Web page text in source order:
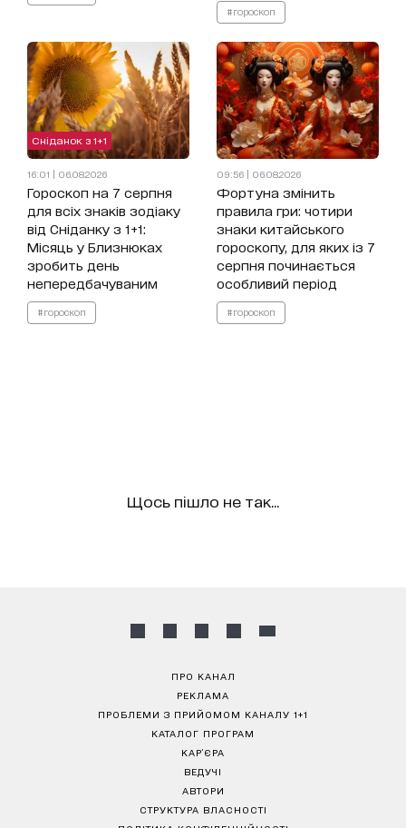
#гороскоп
Сніданок з 1+1
16:01 | 06.08.2026
Гороскоп на 7 серпня
для всіх знаків зодіаку
від Сніданку з 1+1:
Місяць у Близнюках
зробить день
непередбачуваним
#гороскоп
09:56 | 06.08.2026
Фортуна змінить
правила гри: чотири
знаки китайського
гороскопу, для яких із 7
серпня починається
особливий період
#гороскоп
Щось пішло не так...
ПРО КАНАЛ
РЕКЛАМА
ПРОБЛЕМИ З ПРИЙОМОМ КАНАЛУ 1+1
КАТАЛОГ ПРОГРАМ
КАР’ЄРА
ВЕДУЧІ
АВТОРИ
СТРУКТУРА ВЛАСНОСТІ